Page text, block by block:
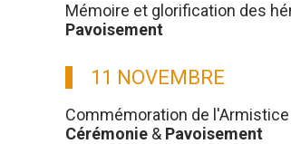
Mémoire et glorification des
Pavoisement
11 NOVEMBRE
Commémoration de
Cérémonie & Pavoisement